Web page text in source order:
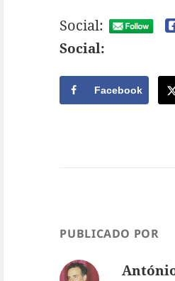
Social:
Social:
Facebook
PUBLICADO POR